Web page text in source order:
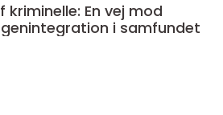
kriminelle: En vej mod
i samfundet